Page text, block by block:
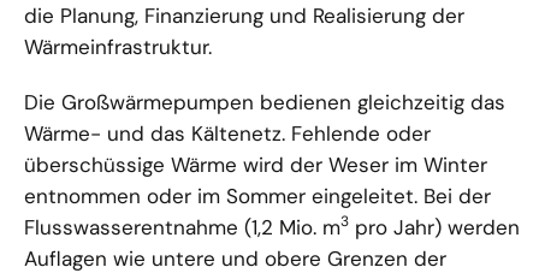
die Planung, Finanzierung und Realisierung der
Wärmeinfrastruktur.
Die Großwärmepumpen bedienen gleichzeitig das
Wärme- und das Kältenetz. Fehlende oder
überschüssige Wärme wird der Weser im Winter
entnommen oder im Sommer eingeleitet. Bei der
Flusswasserentnahme (1,2 Mio. m3 pro Jahr) werden
Auflagen wie untere und obere Grenzen der